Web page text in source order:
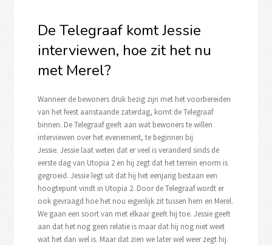
De Telegraaf komt Jessie
interviewen, hoe zit het nu
met Merel?
Wanneer de bewoners druk bezig zijn met het voorbereiden
van het feest aanstaande zaterdag, komt de Telegraaf
binnen. De Telegraaf geeft aan wat bewoners te willen
interviewen over het evenement, te beginnen bij
Jessie. Jessie laat weten dat er veel is veranderd sinds de
eerste dag van Utopia 2 en hij zegt dat het terrein enorm is
gegroeid. Jessie legt uit dat hij het eenjarig bestaan een
hoogtepunt vindt in Utopia 2. Door de Telegraaf wordt er
ook gevraagd hoe het nou eigenlijk zit tussen hem en Merel.
We gaan een soort van met elkaar geeft hij toe. Jessie geeft
aan dat het nog geen relatie is maar dat hij nog niet weet
wat het dan wel is. Maar dat zien we later wel weer zegt hij.